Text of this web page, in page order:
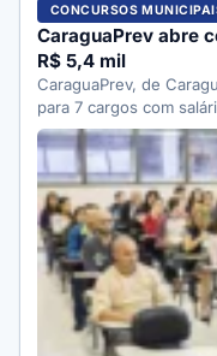
CONCURSOS
CaraguaPrev abre
R$ 5,4 mil
CaraguaPrev, de
para 7 cargos com